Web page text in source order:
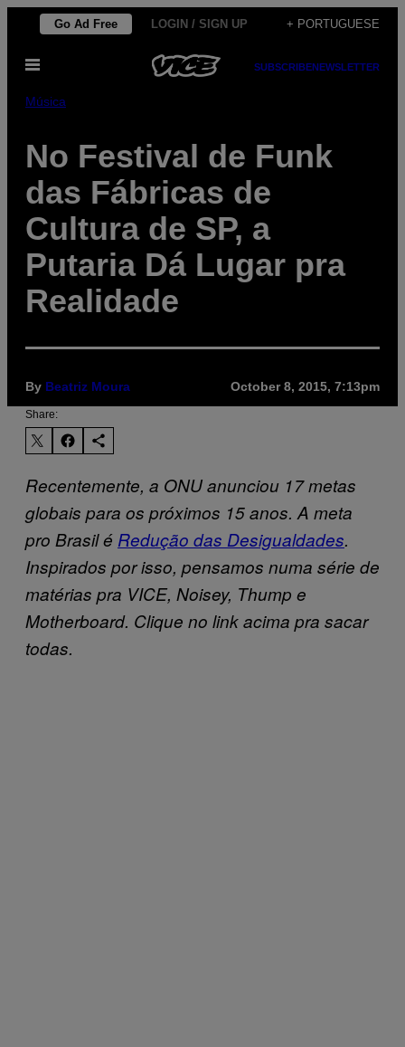
Skip
content
Go Ad Free LOGIN / SIGN UP + PORTUGUESE
Open
SUBSCRIBENEWSLETTER
Música
No Festival de Funk
das Fábricas de
Cultura de SP, a
Putaria Dá Lugar pra
Realidade
By Beatriz Moura October 8, 2015, 7:13pm
Share:
Recentemente, a ONU anunciou 17 metas
globais para os próximos 15 anos. A meta
pro Brasil é Redução das Desigualdades.
Inspirados por isso, pensamos numa série de
matérias pra VICE, Noisey, Thump e
Motherboard. Clique no link acima pra sacar
todas.